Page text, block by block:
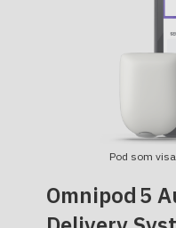
Pod som
Omnipod 5